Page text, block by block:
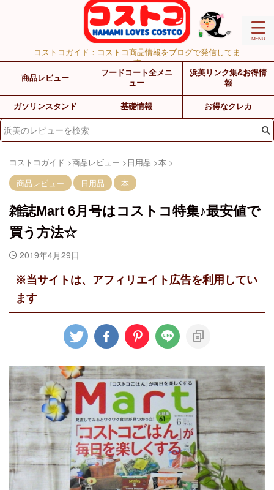
コストコガイド：コストコ商品情報をブログで発信してま
す
商品レビュー
フードコート全メニ
ュー
浜美リンク集&お得情
報
ガソリンスタンド 基礎情報 お得なクレカ
コストコガイド >商品レビュー > 日用品 >本 >
商品レビュー
日用品 本
雑誌Mart 6月号はコストコ特集♪最安値で
買う方法☆
2019年4月29日
※当サイトは、アフィリエイト広告を利用してい
ます